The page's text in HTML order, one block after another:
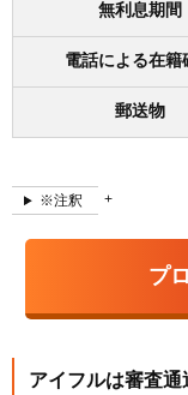
無利息期間
電話による在籍
郵送物
※注釈
プ
アイフルは審査